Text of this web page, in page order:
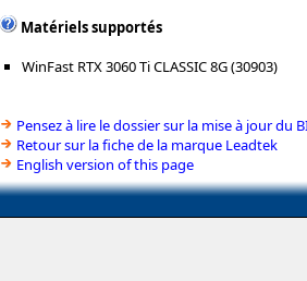
Matériels supportés
WinFast RTX 3060 Ti CLASSIC 8G (30903)
Pensez à lire le dossier sur la mise à jour du
Retour sur la fiche de la marque Leadtek
English version of this page